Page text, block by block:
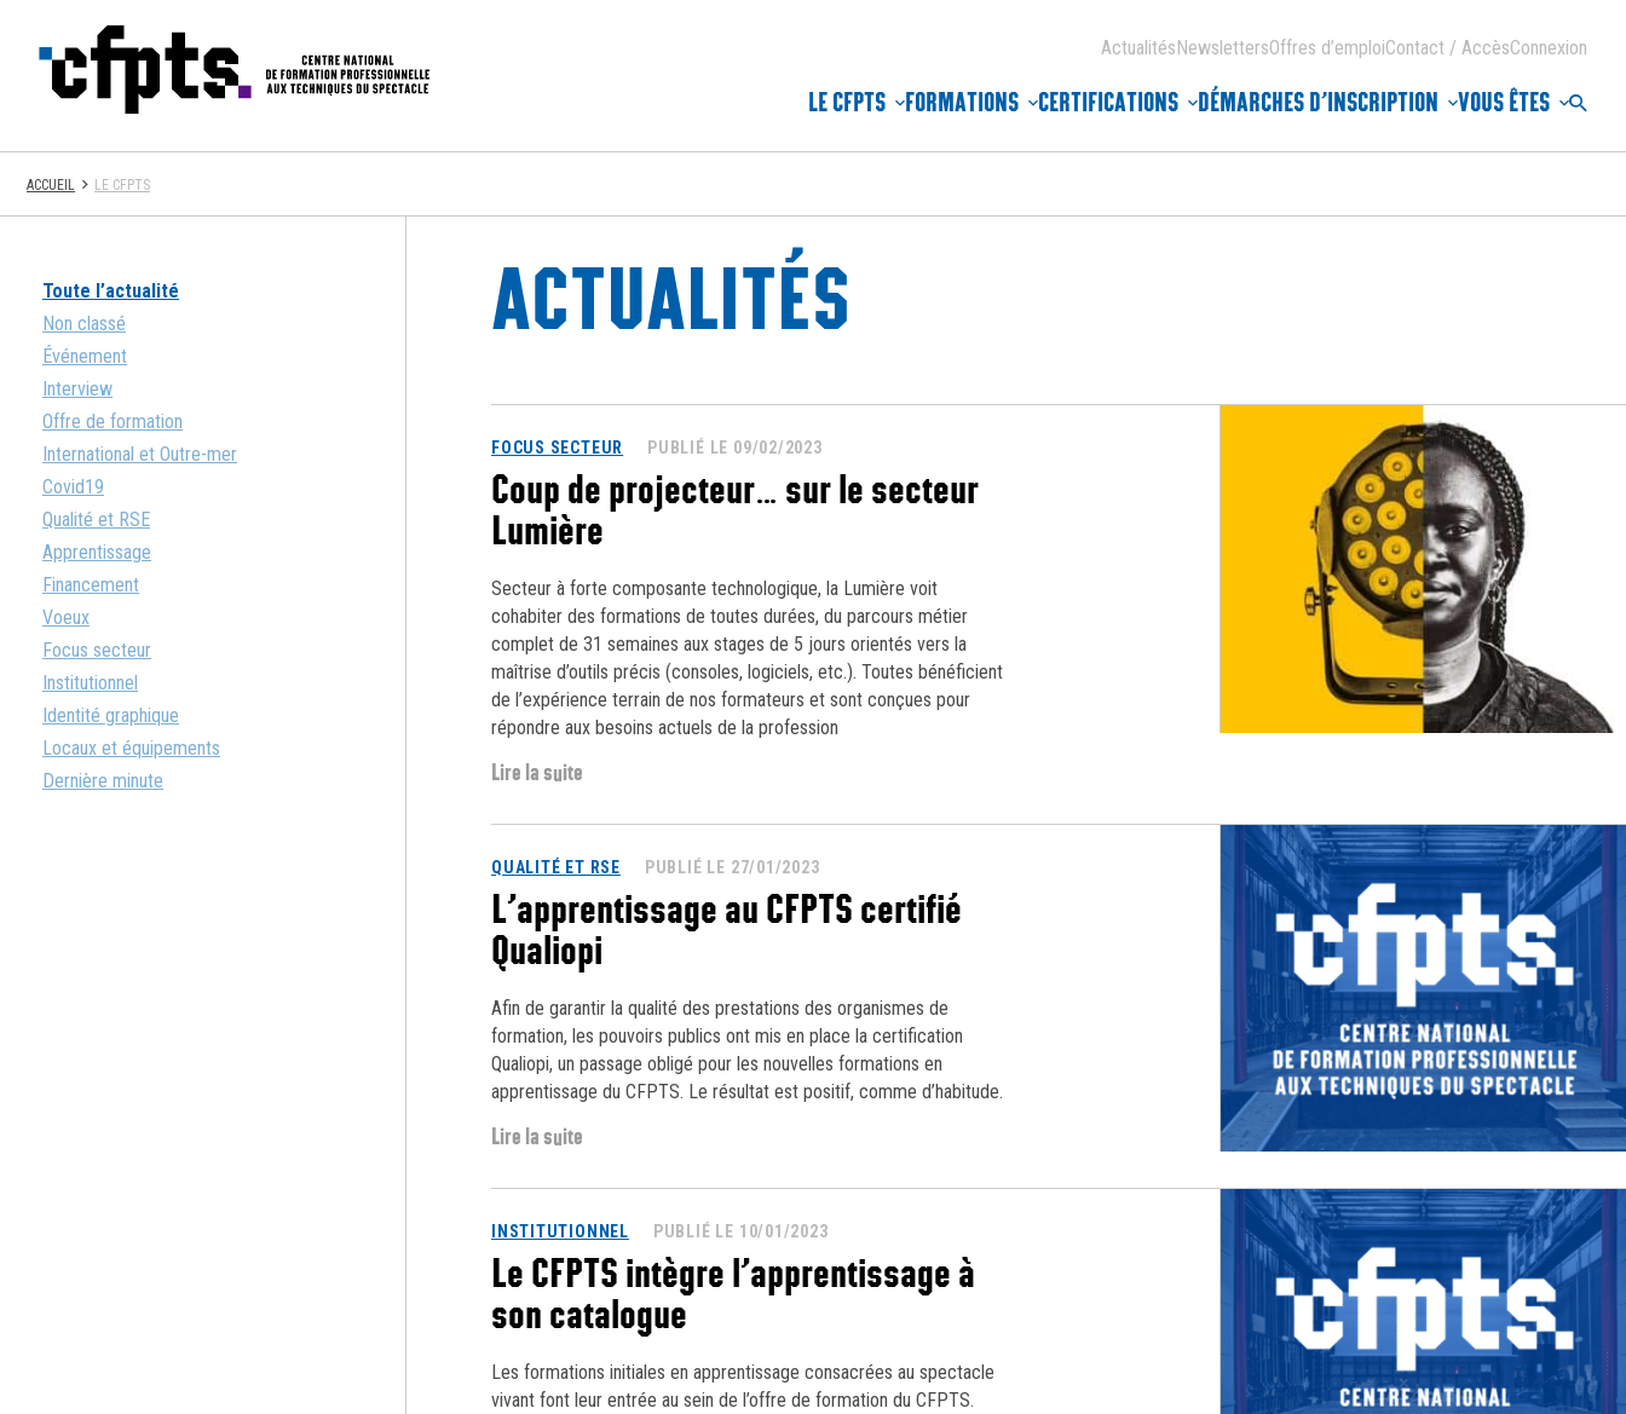
LE CFPTS FORMATIONS CERTIFICATIONS DÉMARCHES D’INSCRIPTION VOUS ÊTES
ActualitésNewslettersOffres d’emploiContact / AccèsConnexion
ACCUEIL LE CFPTS
Toute l’actualité
Non classé
Événement
Interview
Offre de formation
International et Outre-mer
Covid19
Qualité et RSE
Apprentissage
Financement
Voeux
Focus secteur
Institutionnel
Identité graphique
Locaux et équipements
Dernière minute
ACTUALITÉS
FOCUS SECTEUR PUBLIÉ LE 09/02/2023
Coup de projecteur… sur le secteur
Lumière
Secteur à forte composante technologique, la Lumière voit
cohabiter des formations de toutes durées, du parcours métier
complet de 31 semaines aux stages de 5 jours orientés vers la
maîtrise d’outils précis (consoles, logiciels, etc.). Toutes bénéficient
de l’expérience terrain de nos formateurs et sont conçues pour
répondre aux besoins actuels de la profession
Lire la suite
QUALITÉ ET RSE PUBLIÉ LE 27/01/2023
L’apprentissage au CFPTS certifié
Qualiopi
Afin de garantir la qualité des prestations des organismes de
formation, les pouvoirs publics ont mis en place la certification
Qualiopi, un passage obligé pour les nouvelles formations en
apprentissage du CFPTS. Le résultat est positif, comme d’habitude.
Lire la suite
INSTITUTIONNEL PUBLIÉ LE 10/01/2023
Le CFPTS intègre l’apprentissage à
son catalogue
Les formations initiales en apprentissage consacrées au spectacle
vivant font leur entrée au sein de l’offre de formation du CFPTS.